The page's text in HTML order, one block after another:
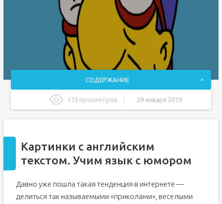
СОДЕРЖАНИЕ
173 просмотров 29 января 2019
Подписи к слайдам:
Почему все-таки стоит учить английский язык
Картинки с английским
текстом. Учим язык с юмором
Давно уже пошла такая тенденция в интернете —
делиться так называемыми «приколами», веселыми